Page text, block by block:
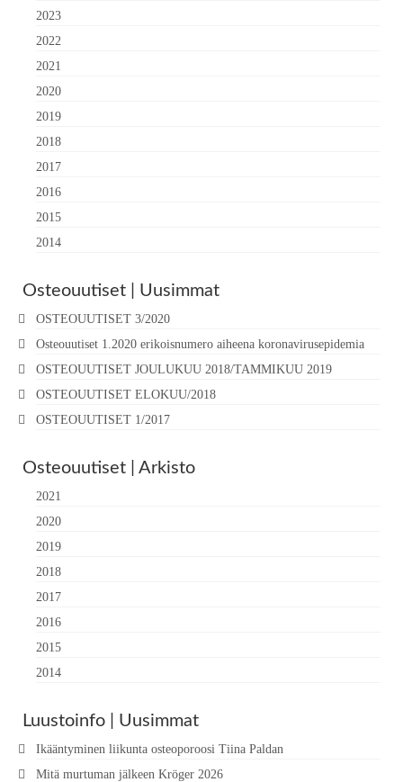
2023
2022
2021
2020
2019
2018
2017
2016
2015
2014
Osteouutiset | Uusimmat
OSTEOUUTISET 3/2020
Osteouutiset 1.2020 erikoisnumero aiheena koronavirusepidemia
OSTEOUUTISET JOULUKUU 2018/TAMMIKUU 2019
OSTEOUUTISET ELOKUU/2018
OSTEOUUTISET 1/2017
Osteouutiset | Arkisto
2021
2020
2019
2018
2017
2016
2015
2014
Luustoinfo | Uusimmat
Ikääntyminen liikunta osteoporoosi Tiina Paldan
Mitä murtuman jälkeen Kröger 2026